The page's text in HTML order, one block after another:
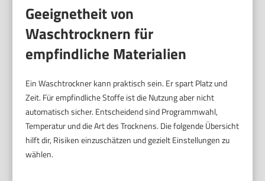
Geeignetheit von
Waschtrocknern für
empfindliche Materialien
Ein Waschtrockner kann praktisch sein. Er spart Platz und
Zeit. Für empfindliche Stoffe ist die Nutzung aber nicht
automatisch sicher. Entscheidend sind Programmwahl,
Temperatur und die Art des Trocknens. Die folgende Übersicht
hilft dir, Risiken einzuschätzen und gezielt Einstellungen zu
wählen.